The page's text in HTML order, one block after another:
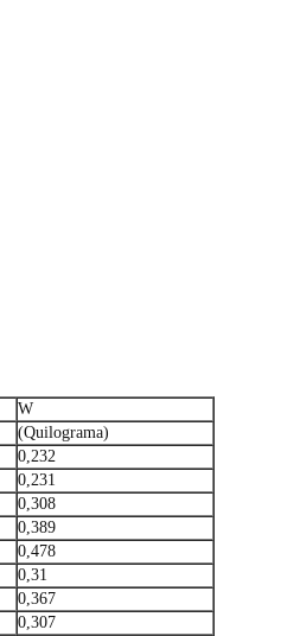
W
(Quilograma)
0,232
0,231
0,308
0,389
0,478
0,31
0,367
0,307